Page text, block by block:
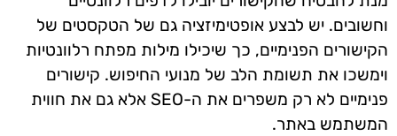
וחשובים. יש לבצע אופטימיזציה גם של הטקסטים של
הקישורים הפנימיים, כך שיכילו מילות מפתח רלוונטיות
וימשכו את תשומת הלב של מנועי החיפוש. קישורים
פנימיים לא רק משפרים את ה-SEO אלא גם את חווית
המשתמש באתר.